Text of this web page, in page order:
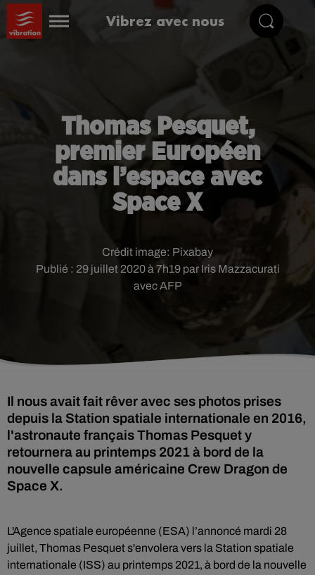
Vibrez avec nous
Thomas Pesquet,
premier Européen
dans l’espace avec
Space X
Publié : 29 juillet 2020 à 7h19 par Iris Mazzacurati
avec AFP
Crédit image: Pixabay
Il nous avait fait rêver avec ses photos prises
depuis la Station spatiale internationale en 2016,
l'astronaute français Thomas Pesquet y
retournera au printemps 2021 à bord de la
nouvelle capsule américaine Crew Dragon de
Space X.
L'Agence spatiale européenne (ESA) l’annoncé mardi 28
juillet, Thomas Pesquet s'envolera vers la Station spatiale
internationale (ISS) au printemps 2021, à bord de la nouvelle